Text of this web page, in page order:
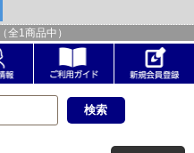
全1 商品中）